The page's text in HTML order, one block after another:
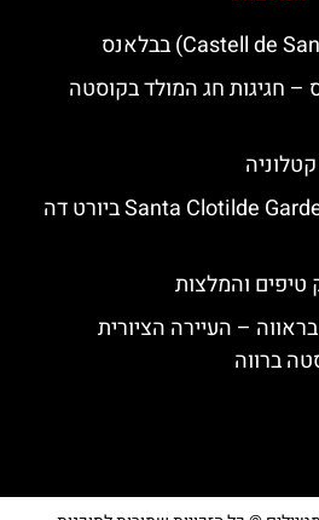
– חגיגות חג המולד בקוסטה
גנים סנטה קלוטיד Santa Clotilde Gardens ביורט דה
טיפים והמלצות
– העיירה הציורית